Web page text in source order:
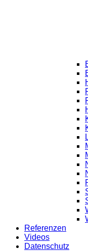
Referenzen
Videos
Datenschutz